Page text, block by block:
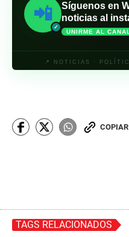
📲
✓
Síguenos en
noticias al
UNIRME AL
📍 NOTICIAS ·
TAGS RELACIONADOS